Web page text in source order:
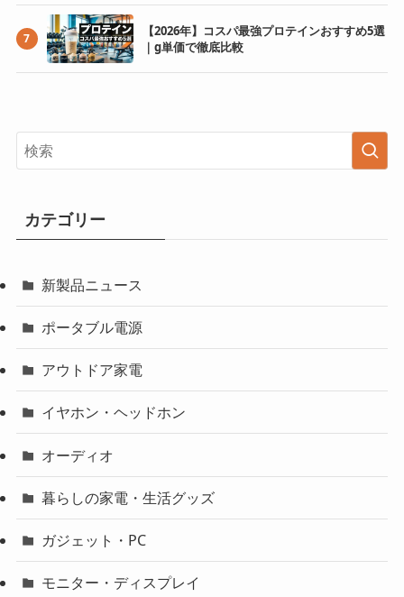
7
【2026年】コスパ最強プロテインおすすめ5選
｜g単価で徹底比較
カテゴリー
新製品ニュース
ポータブル電源
アウトドア家電
イヤホン・ヘッドホン
オーディオ
暮らしの家電・生活グッズ
ガジェット・PC
モニター・ディスプレイ